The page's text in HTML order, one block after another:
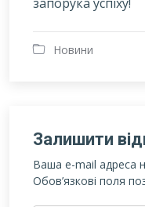
Новини
Залишити
Ваша e-mail адреса
Обов’язкові поля